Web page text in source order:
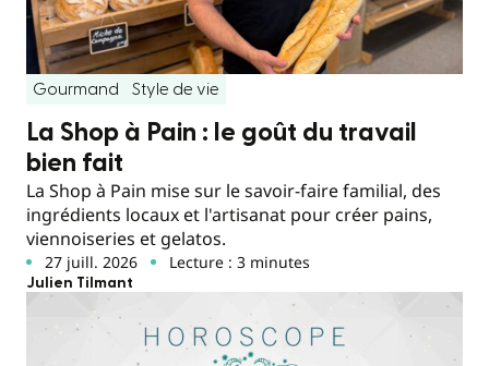
Gourmand Style de vie
La Shop à Pain : le goût du travail
bien fait
La Shop à Pain mise sur le savoir-faire familial, des
ingrédients locaux et l'artisanat pour créer pains,
viennoiseries et gelatos.
27 juill. 2026 Lecture : 3 minutes
Julien Tilmant